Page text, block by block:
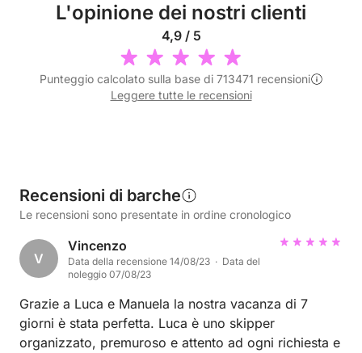
L'opinione dei nostri clienti
4,9 / 5
Punteggio calcolato sulla base di 713471 recensioni
Leggere tutte le recensioni
Recensioni di barche
Le recensioni sono presentate in ordine cronologico
V
Vincenzo
Data della recensione 14/08/23 · Data del
noleggio 07/08/23
Grazie a Luca e Manuela la nostra vacanza di 7
giorni è stata perfetta. Luca è uno skipper
organizzato, premuroso e attento ad ogni richiesta e